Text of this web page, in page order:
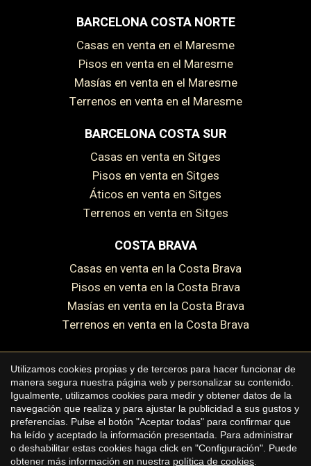
BARCELONA COSTA NORTE
Casas en venta en el Maresme
Pisos en venta en el Maresme
Masías en venta en el Maresme
Terrenos en venta en el Maresme
BARCELONA COSTA SUR
Casas en venta en Sitges
Pisos en venta en Sitges
Áticos en venta en Sitges
Terrenos en venta en Sitges
COSTA BRAVA
Casas en venta en la Costa Brava
Pisos en venta en la Costa Brava
Masías en venta en la Costa Brava
Terrenos en venta en la Costa Brava
Copyright © 2026 Premium Houses
Aviso legal
Política de privacidad
Política de cookies
Utilizamos cookies propias y de terceros para hacer funcionar de
manera segura nuestra página web y personalizar su contenido.
Igualmente, utilizamos cookies para medir y obtener datos de la
navegación que realiza y para ajustar la publicidad a sus gustos y
preferencias. Pulse el botón "Aceptar todas" para confirmar que
ha leído y aceptado la información presentada. Para administrar
o deshabilitar estas cookies haga click en "Configuración". Puede
obtener más información en nuestra política de cookies
Guardar configuración Aceptar todas